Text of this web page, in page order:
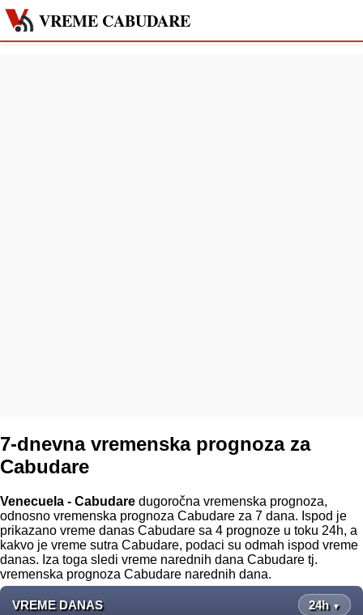
VREME CABUDARE
7-dnevna vremenska prognoza za
Cabudare
Venecuela - Cabudare dugoročna vremenska prognoza,
odnosno vremenska prognoza Cabudare za 7 dana. Ispod je
prikazano vreme danas Cabudare sa 4 prognoze u toku 24h, a
kakvo je vreme sutra Cabudare, podaci su odmah ispod vreme
danas. Iza toga sledi vreme narednih dana Cabudare tj.
vremenska prognoza Cabudare narednih dana.
VREME DANAS 24h ▼